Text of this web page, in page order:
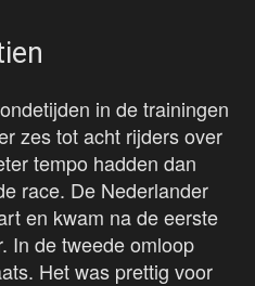
in de trainingen
zes tot acht rijders over
tempo hadden dan
race. De Nederlander
en kwam na de eerste
In de tweede omloop
Het was prettig voor